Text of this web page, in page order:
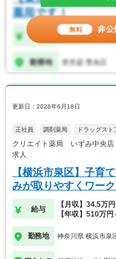
更新日：2026年6月18日
正社員 調剤薬局 ドラッグスト
クリエイト薬局 いずみ中央
求人
【横浜市泉区】子育
みが取りやすくワー
給与
【月収】34.5万
【年収】510万
勤務地 神奈川県 横浜市泉